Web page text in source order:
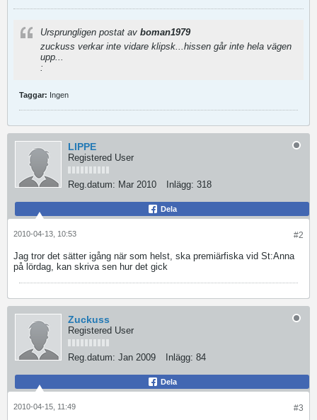
Ursprungligen postat av boman1979
zuckuss verkar inte vidare klipsk...hissen går inte hela vägen
upp...
:
Taggar: Ingen
LIPPE
Registered User
Reg.datum: Mar 2010 Inlägg: 318
Dela
#2
2010-04-13, 10:53
Jag tror det sätter igång när som helst, ska premiärfiska vid St:Anna
på lördag, kan skriva sen hur det gick
Zuckuss
Registered User
Reg.datum: Jan 2009 Inlägg: 84
Dela
#3
2010-04-15, 11:49